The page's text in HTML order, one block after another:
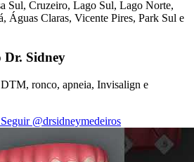
Sul, Cruzeiro, Lago Sul, Lago Norte,
Águas Claras, Vicente Pires, Park Sul e
Dr. Sidney
DTM, ronco, apneia, Invisalign e
Seguir @drsidneymedeiros